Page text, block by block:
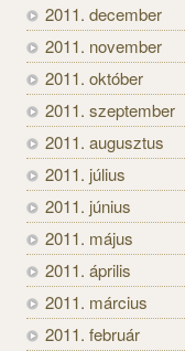
2011. december
2011. november
2011. október
2011. szeptember
2011. augusztus
2011. július
2011. június
2011. május
2011. április
2011. március
2011. február